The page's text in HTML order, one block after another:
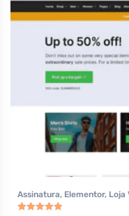
Assinatura, Elementor, Loja
itens, Woocommerce